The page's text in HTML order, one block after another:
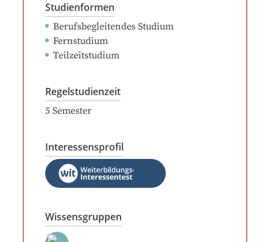
Studienformen
Berufsbegleitendes Studium
Fernstudium
Teilzeitstudium
Regelstudienzeit
5 Semester
Interessensprofil
Wissensgruppen